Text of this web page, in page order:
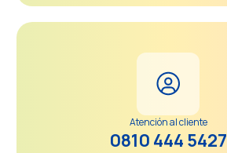
Atención al cliente
0810 444 5427